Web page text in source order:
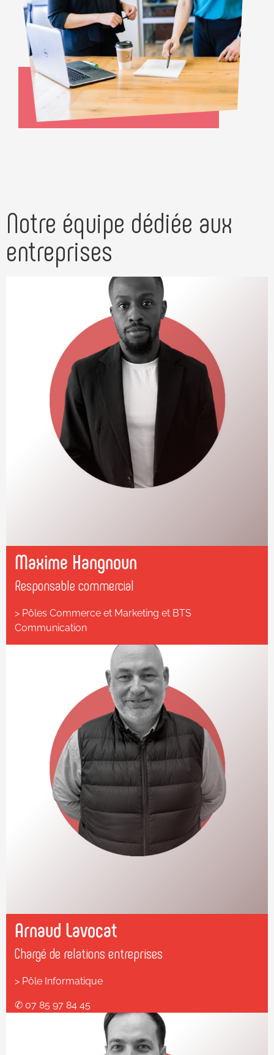
Notre équipe dédiée aux
entreprises
Maxime Hangnoun
Responsable commercial
> Pôles Commerce et Marketing et BTS
Communication
Arnaud Lavocat
Chargé de relations entreprises
> Pôle Informatique
✆ 07 85 97 84 45